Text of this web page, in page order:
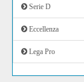
Serie D
Eccellenza
Lega Pro